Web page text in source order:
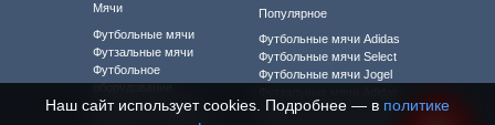
Мячи
Футбольные мячи
Футзальные мячи
Футбольное
оборудование
Футбольная форма
Популярное
Футбольные мячи Adidas
Футбольные мячи Select
Футбольные мячи Jogel
Футзальные мячи Select
Наш сайт использует cookies. Подробнее — в политике